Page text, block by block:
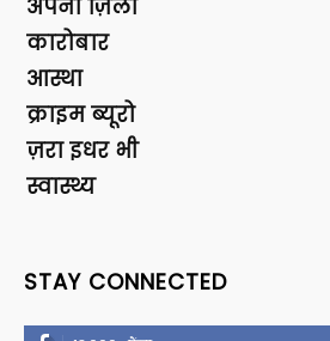
अपना ज़िला
कारोबार
आस्था
क्राइम ब्यूरो
ज़रा इधर भी
स्वास्थ्य
STAY CONNECTED